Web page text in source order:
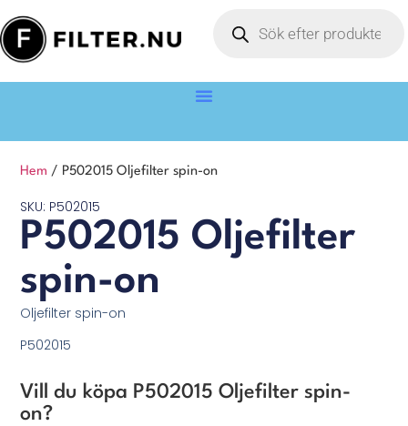
Hem / P502015 Oljefilter spin-on
SKU: P502015
P502015 Oljefilter
spin-on
Oljefilter spin-on
P502015
Vill du köpa P502015 Oljefilter spin-
on?